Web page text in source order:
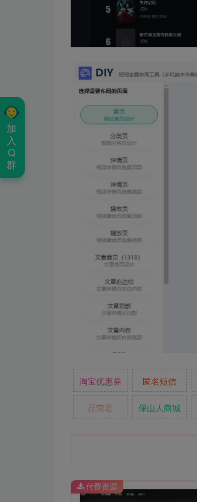
淘宝优惠券 匿名短信
昆荣君 保山人商城
付费资源
加
入
Q
群